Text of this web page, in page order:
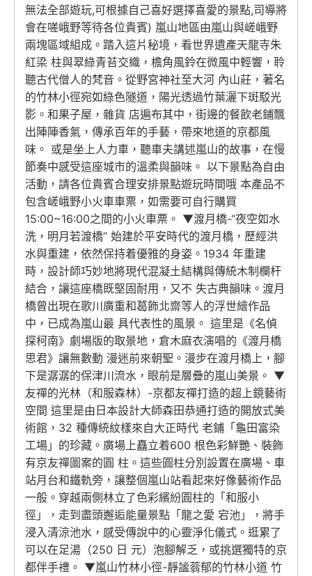
無法全部遊玩,可根據自己喜好選擇喜愛的景點,司導將
會在嗟峨野等待各位貴賓) 嵐山地區由嵐山與嵯峨野
兩塊區域組成。踏入這片秘境，看世界遺產天龍寺朱
紅梁 柱與翠綠青苔交織，檐角風鈴在微風中輕響，聆
聽古代僧人的梵音。從野宮神社至大河 內山莊，著名
的竹林小徑宛如綠色隧道，陽光透過竹葉灑下斑駁光
影。和果子屋，雜貨 店遍布其中，街邊的餐飲老鋪飄
出陣陣香氣，傳承百年的手藝，帶來地道的京都風
味。 或是坐上人力車，聽車夫講述嵐山的故事，在慢
節奏中感受這座城市的溫柔與韻味。 以下景點為自由
活動，請各位貴賓合理安排景點遊玩時間哦 本產品不
包含嵯峨野小火車車票，如需要可自行購買
15:00~16:00之間的小火車票。 ▼渡月橋-“夜空如水
洗，明月若渡橋” 始建於平安時代的渡月橋，歷經洪
水與重建，依然保持着優雅的身姿。1934 年重建
時，設計師巧妙地將現代混凝土結構與傳統木制欄杆
結合，讓這座橋既堅固耐用，又不 失古典韻味。渡月
橋曾出現在歌川廣重和葛飾北齋等人的浮世繪作品
中，已成為嵐山最 具代表性的風景。 這里是《名偵
探柯南》劇場版的取景地，倉木麻衣演唱的《渡月橋
思君》讓無數動 漫迷前來朝聖。漫步在渡月橋上，腳
下是潺潺的保津川流水，眼前是層疊的嵐山美景。 ▼
友禪的光林（和服森林）-京都友禪打造的超上鏡藝術
空間 這里是由日本設計大師森田恭通打造的開放式美
術館，32 種傳統紋樣來自大正時代 老鋪「龜田富染
工場」的珍藏。廣場上矗立着600 根色彩鮮艷、裝飾
有京友禪圖案的圓 柱。這些圓柱分別設置在廣場、車
站月台和鐵軌旁，讓整個嵐山站看起來好像藝術作品
一般。穿越兩側林立了色彩繽紛圓柱的「和服小
徑」，走到盡頭邂逅能量景點「龍之愛 宕池」，將手
浸入清涼池水，感受傳說中的心靈淨化儀式。逛累了
可以在足湯（250 日 元）泡腳解乏，或挑選獨特的京
都伴手禮。 ▼嵐山竹林小徑-靜謐蓊郁的竹林小道 竹